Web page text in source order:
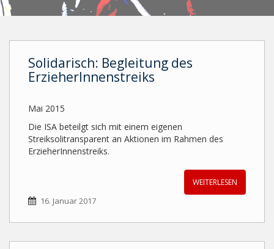
Solidarisch: Begleitung des
ErzieherInnenstreiks
Mai 2015
Die ISA beteilgt sich mit einem eigenen
Streiksolitransparent an Aktionen im Rahmen des
ErzieherInnenstreiks.
WEITERLESEN
16. Januar 2017